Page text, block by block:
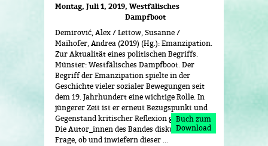
Montag, Juli 1, 2019 Westfälisches
Dampfboot
Demirović, Alex / Lettow, Susanne /
Maihofer, Andrea (2019) (Hg.): Emanzipation.
Zur Aktualität eines politischen Begriffs.
Münster: Westfälisches Dampfboot. Der
Begriff der Emanzipation spielte in der
Geschichte vieler sozialer Bewegungen seit
dem 19. Jahrhundert eine wichtige Rolle. In
jüngerer Zeit ist er erneut Bezugspunkt und
Gegenstand kritischer Reflexion geworden.
Die Autor_innen des Bandes diskutieren die
Frage, ob und inwiefern dieser ...
Buch zum
Download